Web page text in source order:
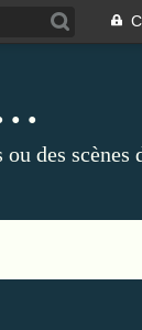
des scènes